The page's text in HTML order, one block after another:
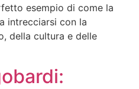
esempio di come la
intrecciarsi con la
della cultura e delle